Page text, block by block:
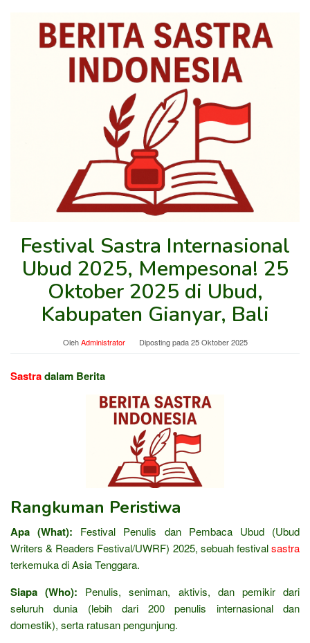
Festival Sastra Internasional
Ubud 2025, Mempesona! 25
Oktober 2025 di Ubud,
Kabupaten Gianyar, Bali
OlehAdministrator Diposting pada25 Oktober 2025
Sastradalam Berita
Rangkuman Peristiwa
Apa (What): Festival Penulis dan Pembaca Ubud (Ubud
Writers & Readers Festival/UWRF) 2025, sebuah festivalsastra
terkemuka di Asia Tenggara.
Siapa (Who): Penulis, seniman, aktivis, dan pemikir dari
seluruh dunia (lebih dari 200 penulis internasional dan
domestik), serta ratusan pengunjung.